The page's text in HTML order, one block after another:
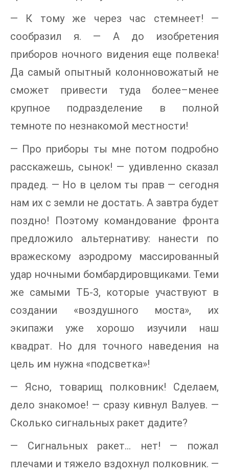
— К тому же через час стемнеет! —
сообразил я. — А до изобретения
приборов ночного видения еще полвека!
Да самый опытный колонновожатый не
сможет привести туда более–менее
крупное подразделение в полной
темноте по незнакомой местности!
— Про приборы ты мне потом подробно
расскажешь, сынок! — удивленно сказал
прадед. — Но в целом ты прав — сегодня
нам их с земли не достать. А завтра будет
поздно! Поэтому командование фронта
предложило альтернативу: нанести по
вражескому аэродрому массированный
удар ночными бомбардировщиками. Теми
же самыми ТБ-3, которые участвуют в
создании «воздушного моста», их
экипажи уже хорошо изучили наш
квадрат. Но для точного наведения на
цель им нужна «подсветка»!
— Ясно, товарищ полковник! Сделаем,
дело знакомое! — сразу кивнул Валуев. —
Сколько сигнальных ракет дадите?
— Сигнальных ракет… нет! — пожал
плечами и тяжело вздохнул полковник. —